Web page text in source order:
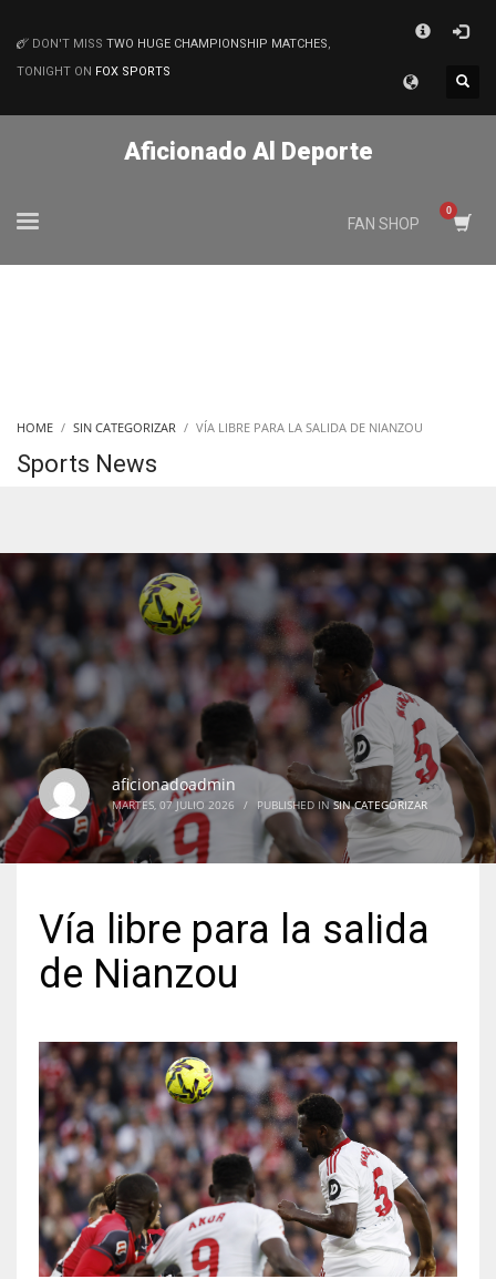
MATCHES
NYJ
3
ATL
24
DON'T MISS TWO HUGE CHAMPIONSHIP MATCHES,
TONIGHT ON FOX SPORTS
Aficionado Al Deporte
FAN SHOP
HOME SIN CATEGORIZAR VÍA LIBRE PARA LA SALIDA DE NIANZOU
Sports News
aficionadoadmin
MARTES, 07 JULIO 2026 / PUBLISHED INSIN CATEGORIZAR
Vía libre para la salida
de Nianzou